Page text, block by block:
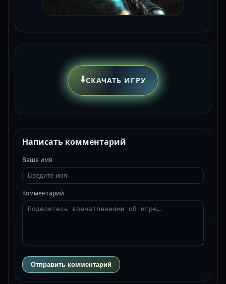
⬇️СКАЧАТЬ ИГРУ
Написать комментарий
Ваше имя
Комментарий
Отправить комментарий